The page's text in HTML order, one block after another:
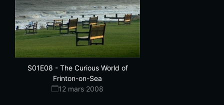
S01E08 - The Curious World of
Frinton-on-Sea
12 mars 2008